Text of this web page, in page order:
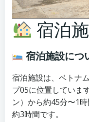
宿泊
宿泊施設につ
宿泊施設は、ベトナ
プ05に位置していま
ン）から約45分〜1
約3時間です。